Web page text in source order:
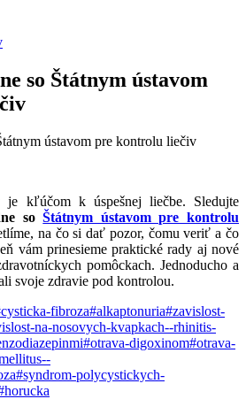
so Štátnym ústavom
je kľúčom k úspešnej liečbe. Sledujte
soŠtátnym ústavom pre kontrolu
na čo si dať pozor, čomu veriť a čo
vám prinesieme praktické rady aj nové
pomôckach. Jednoducho a
svoje zdravie pod kontrolou.
fibroza#alkaptonuria#zavislost-
na-nosovych-kvapkach--rhinitis-
#otrava-digoxinom#otrava-
#syndrom-polycystickych-